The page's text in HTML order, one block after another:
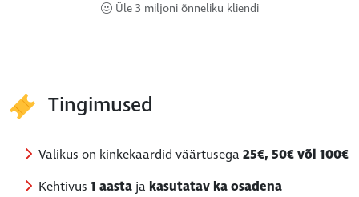
Üle 3 miljoni õnneliku kliendi
Tingimused
Valikus on kinkekaardid väärtusega 25€, 50€ või 100€
Kehtivus 1 aasta ja kasutatav ka osadena